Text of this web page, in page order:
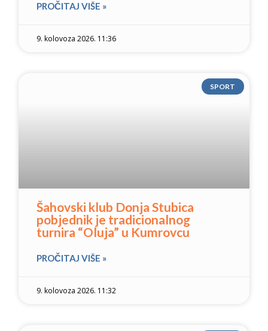
PROČITAJ VIŠE »
9. kolovoza 2026. 11:36
SPORT
Šahovski klub Donja Stubica
pobjednik je tradicionalnog
turnira “Oluja” u Kumrovcu
PROČITAJ VIŠE »
9. kolovoza 2026. 11:32